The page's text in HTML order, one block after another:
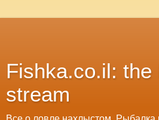
Fishka.co.il: the
stream